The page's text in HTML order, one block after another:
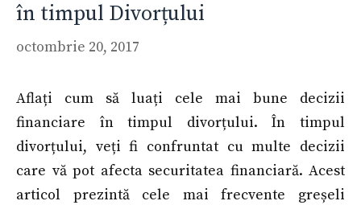
în timpul Divorțului
octombrie 20, 2017
Aflați cum să luați cele mai bune decizii
financiare în timpul divorțului. În timpul
divorțului, veți fi confruntat cu multe decizii
care vă pot afecta securitatea financiară. Acest
articol prezintă cele mai frecvente greșeli